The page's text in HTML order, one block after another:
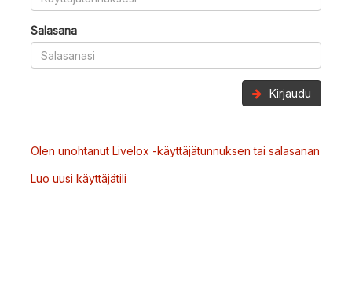
Salasana
Kirjaudu
Olen unohtanut Livelox -käyttäjätunnuksen tai salasanan
Luo uusi käyttäjätili